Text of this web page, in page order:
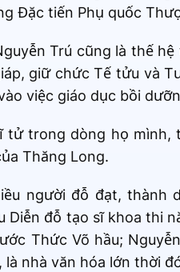
Đặc tiến Phụ quốc
Trú cũng là thế
giữ chức Tế tửu và
việc giáo dục bồi
tử trong dòng họ
Thăng Long.
người đỗ đạt, thành
đỗ tạo sĩ khoa thi
Thức Võ hầu;
là nhà văn hóa lớn thời